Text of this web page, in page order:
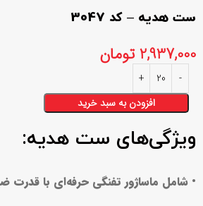
ست هدیه – کد 3047
2,937,000 تومان
افزودن به سبد خرید
ویژگی‌های ست هدیه:
• شامل ماساژور تفنگی حرفه‌ای با قدرت